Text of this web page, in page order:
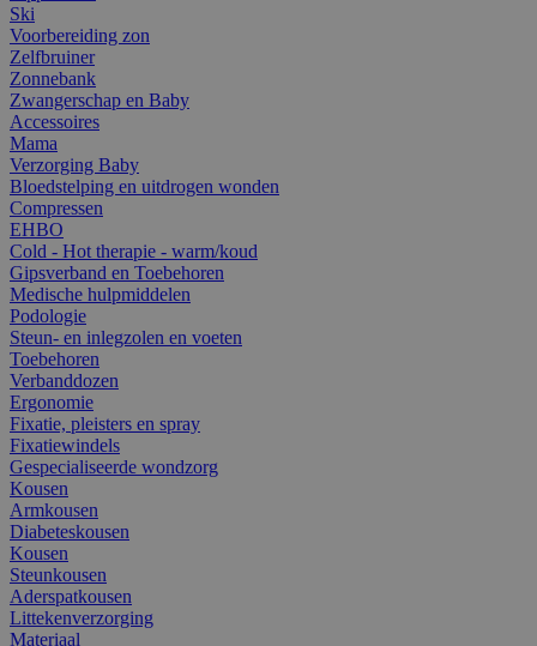
Ski
Voorbereiding zon
Zelfbruiner
Zonnebank
Zwangerschap en Baby
Accessoires
Mama
Verzorging Baby
Bloedstelping en uitdrogen wonden
Compressen
EHBO
Cold - Hot therapie - warm/koud
Gipsverband en Toebehoren
Medische hulpmiddelen
Podologie
Steun- en inlegzolen en voeten
Toebehoren
Verbanddozen
Ergonomie
Fixatie, pleisters en spray
Fixatiewindels
Gespecialiseerde wondzorg
Kousen
Armkousen
Diabeteskousen
Kousen
Steunkousen
Aderspatkousen
Littekenverzorging
Materiaal